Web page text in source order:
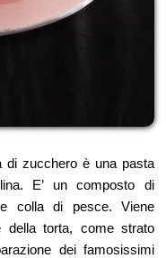
di zucchero è una pasta
E’ un composto di
colla di pesce. Viene
della torta, come strato
dei famosissimi